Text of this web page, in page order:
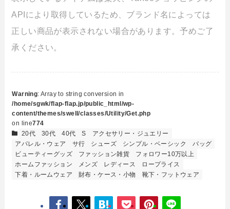
APIにより取得しているため、ブランド名によっては
正しい商品が表示されない場合があります。予めご了
承ください。
Warning: Array to string conversion in
/home/sgwk/flap-flap.jp/public_html/wp-
content/themes/swell/classes/Utility/Get.php
on line774
20代
30代 40代 S
アクセサリー・ジュエリー
アパレル・ウェア
サ行 シューズ シンプル・ベーシック
バッグ
ビューティーグッズ
ファッション雑貨
フォロワー10万以上
ホームファッション
メンズ レディース
ロープライス
下着・ルームウェア
財布・ケース・小物 靴下・フットウェア